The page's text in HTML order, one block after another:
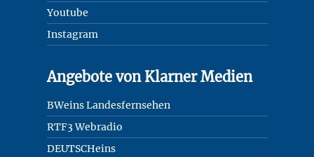
Youtube
Instagram
Angebote von Klarner Medien
BWeins Landesfernsehen
RTF3 Webradio
DEUTSCHeins